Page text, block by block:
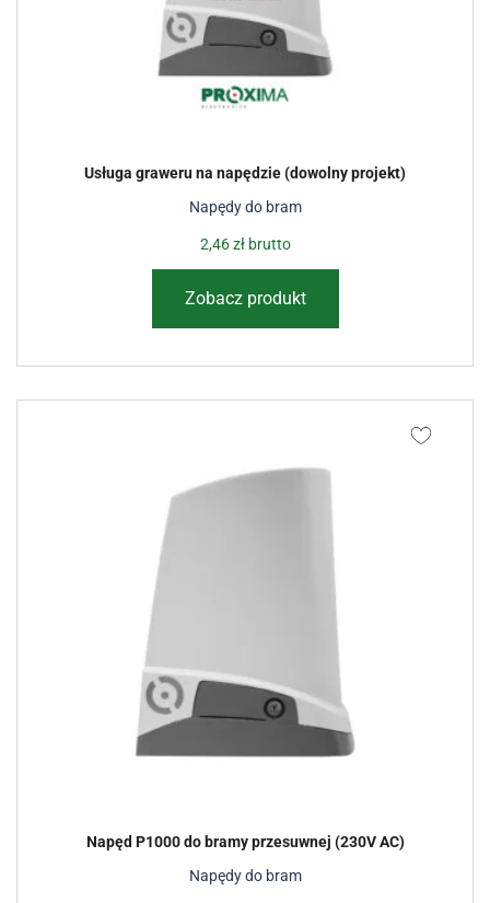
Napędy do bram
Usługa graweru na napędzie (dowolny projekt)
2,46złbrutto
Zobacz produkt
Napędy do bram
Napęd P1000 do bramy przesuwnej (230V AC)